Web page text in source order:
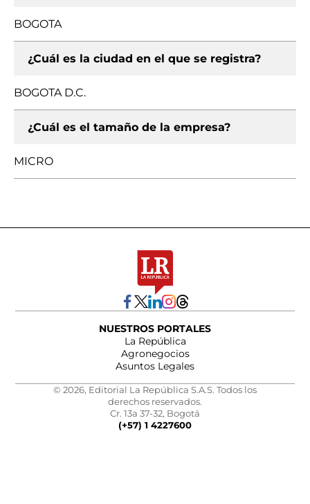
BOGOTA
¿Cuál es la ciudad en el que se registra?
BOGOTA D.C.
¿Cuál es el tamaño de la empresa?
MICRO
NUESTROS PORTALES
La República
Agronegocios
Asuntos Legales
© 2026, Editorial La República S.A.S. Todos los
derechos reservados.
Cr. 13a 37-32, Bogotá
(+57) 1 4227600